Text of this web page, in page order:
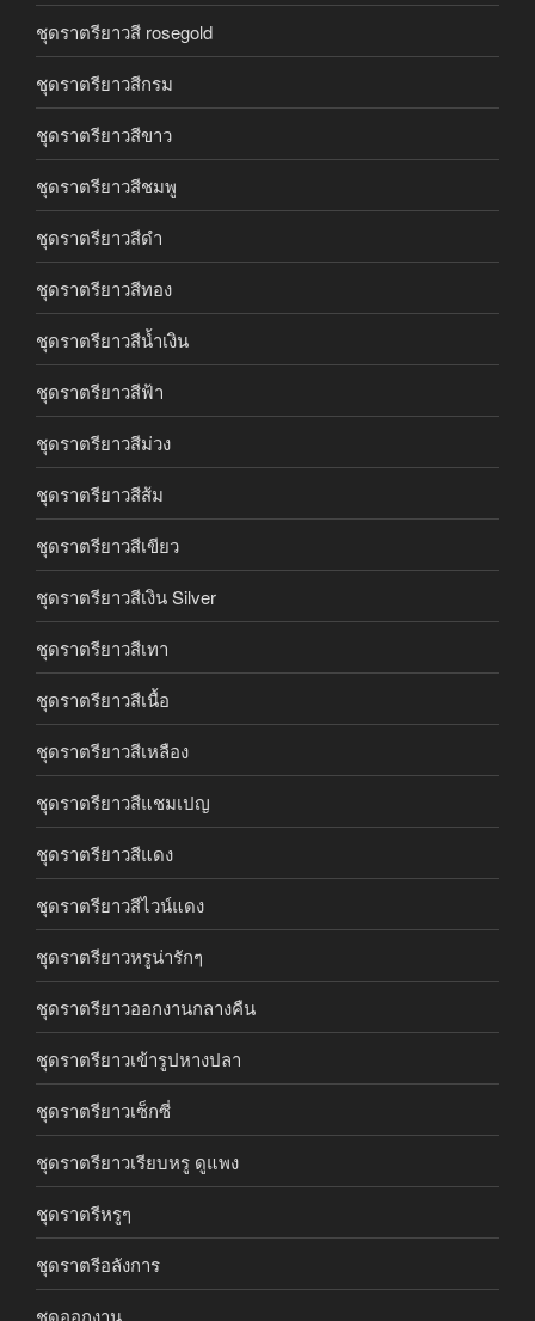
ชุดราตรียาวสี rosegold
ชุดราตรียาวสีกรม
ชุดราตรียาวสีขาว
ชุดราตรียาวสีชมพู
ชุดราตรียาวสีดำ
ชุดราตรียาวสีทอง
ชุดราตรียาวสีน้ำเงิน
ชุดราตรียาวสีฟ้า
ชุดราตรียาวสีม่วง
ชุดราตรียาวสีส้ม
ชุดราตรียาวสีเขียว
ชุดราตรียาวสีเงิน Silver
ชุดราตรียาวสีเทา
ชุดราตรียาวสีเนื้อ
ชุดราตรียาวสีเหลือง
ชุดราตรียาวสีแชมเปญ
ชุดราตรียาวสีแดง
ชุดราตรียาวสีไวน์แดง
ชุดราตรียาวหรูน่ารักๆ
ชุดราตรียาวออกงานกลางคืน
ชุดราตรียาวเข้ารูปหางปลา
ชุดราตรียาวเซ็กซี่
ชุดราตรียาวเรียบหรู ดูแพง
ชุดราตรีหรูๆ
ชุดราตรีอลังการ
ชุดออกงาน